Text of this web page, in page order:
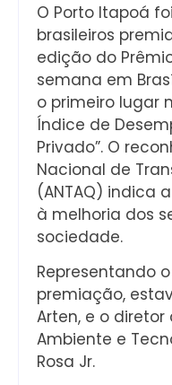
O Porto Itapoá
brasileiros
edição do
semana em
o primeiro lugar
Índice de
Privado”. O
Nacional de
(ANTAQ) indica
à melhoria dos
sociedade.
Representando
premiação,
Arten, e o diretor
Ambiente e
Rosa Jr.